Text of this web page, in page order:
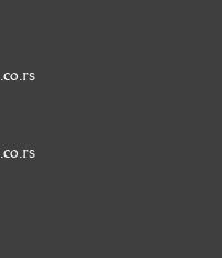
co.rs
co.rs